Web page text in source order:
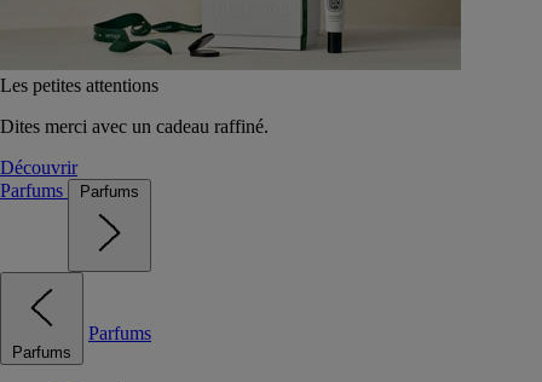
Les petites attentions
Dites merci avec un cadeau raffiné.
Découvrir
Parfums
Parfums
Parfums
Parfums